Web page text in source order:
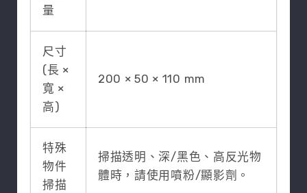
量
尺寸
(長 ×
寬 ×
高)
200 × 50 × 110 mm
特殊
物件
掃描
掃描透明、深/黑色、高反光物
體時，請使用噴粉/顯影劑。